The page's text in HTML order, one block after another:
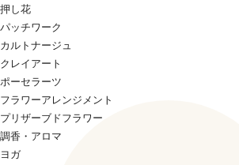
押し花
パッチワーク
カルトナージュ
クレイアート
ポーセラーツ
フラワーアレンジメント
プリザーブドフラワー
調香・アロマ
ヨガ